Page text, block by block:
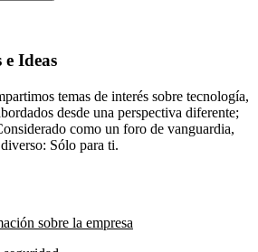
e Ideas
temas de interés sobre tecnología,
desde una perspectiva diferente;
como un foro de vanguardia,
Sólo para ti.
sobre la empresa